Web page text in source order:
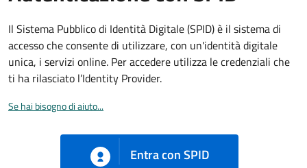
Il Sistema Pubblico di Identità Digitale (SPID) è il sistema di
accesso che consente di utilizzare, con un'identità digitale
unica, i servizi online. Per accedere utilizza le credenziali che
ti ha rilasciato l’Identity Provider.
Se hai bisogno di aiuto...
Entra con SPID